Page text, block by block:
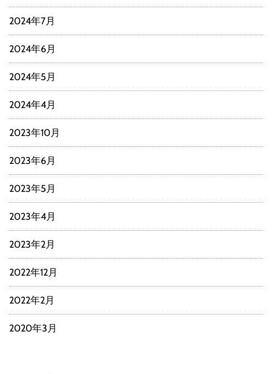
2024年7月
2024年6月
2024年5月
2024年4月
2023年10月
2023年6月
2023年5月
2023年4月
2023年2月
2022年12月
2022年2月
2020年3月